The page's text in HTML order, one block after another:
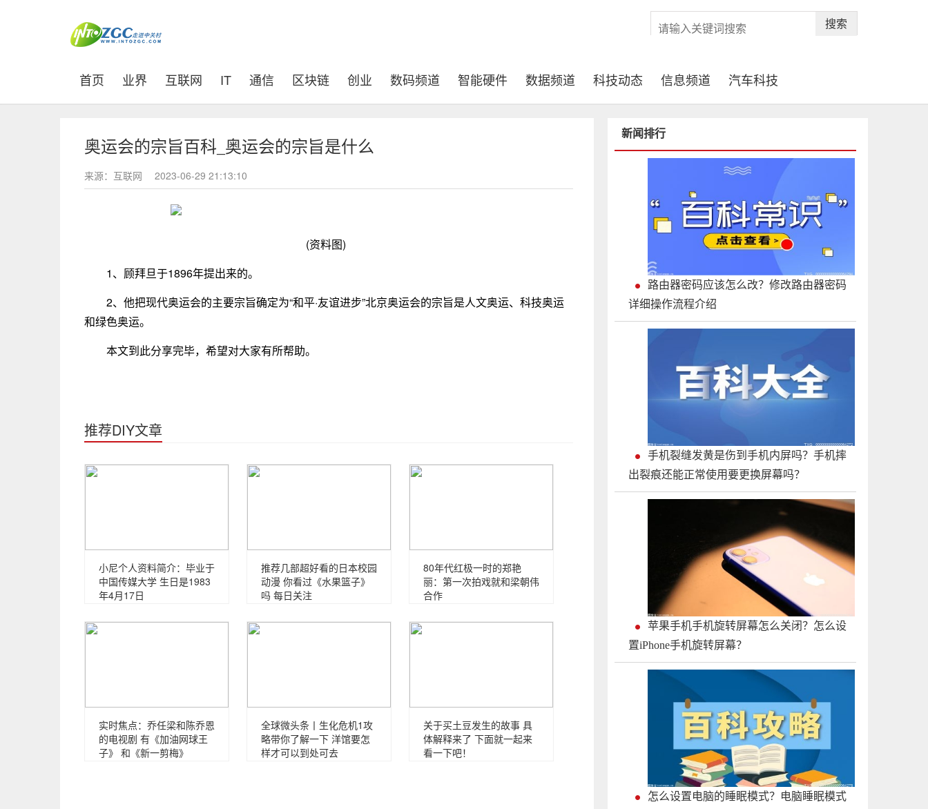
搜索
首页 (current)
业界 互联网 IT 通信 区块链 创业 数码频道 智能硬件 数据频道 科技动态 信息频道 汽车科技
奥运会的宗旨百科_奥运会的宗旨是什么
来源：互联网 2023-06-29 21:13:10
(资料图)
1、顾拜旦于1896年提出来的。
2、他把现代奥运会的主要宗旨确定为“和平·友谊进步”北京奥运会的宗旨是人文奥运、科技奥运
和绿色奥运。
本文到此分享完毕，希望对大家有所帮助。
推荐DIY文章
小尼个人资料简介：毕业于
中国传媒大学 生日是1983
年4月17日
推荐几部超好看的日本校园
动漫 你看过《水果篮子》
吗 每日关注
80年代红极一时的郑艳
丽：第一次拍戏就和梁朝伟
合作
实时焦点：乔任梁和陈乔恩
的电视剧 有《加油网球王
子》 和《新一剪梅》
全球微头条丨生化危机1攻
略带你了解一下 洋馆要怎
样才可以到处可去
关于买土豆发生的故事 具
体解释来了 下面就一起来
看一下吧！
新闻排行
路由器密码应该怎么改？修改路由器密码
详细操作流程介绍
手机裂缝发黄是伤到手机内屏吗？手机摔
出裂痕还能正常使用要更换屏幕吗？
苹果手机手机旋转屏幕怎么关闭？怎么设
置iPhone手机旋转屏幕？
怎么设置电脑的睡眠模式？电脑睡眠模式